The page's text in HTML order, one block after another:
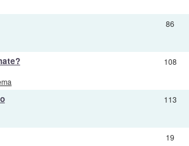
86
108
113
19